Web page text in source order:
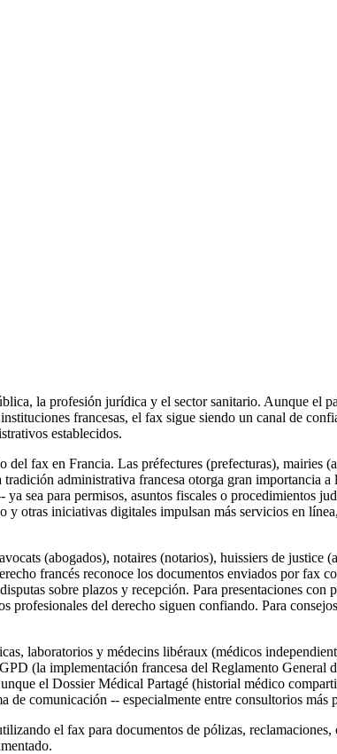
la profesión jurídica y el sector sanitario. Aunque el
francesas, el fax sigue siendo un canal de
establecidos.
del fax en Francia. Las préfectures (prefecturas),
administrativa francesa otorga gran importancia
sea para permisos, asuntos fiscales o procedimientos
otras iniciativas digitales impulsan más servicios en
(abogados), notaires (notarios), huissiers de justice
francés reconoce los documentos enviados por fax
sobre plazos y recepción. Para presentaciones
del derecho siguen confiando. Para
laboratorios y médecins libéraux (médicos
(la implementación francesa del Reglamento General
el Dossier Médical Partagé (historial médico
comunicación -- especialmente entre consultorios más
el fax para documentos de pólizas,